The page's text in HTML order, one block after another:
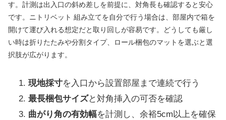
す。計測は出入口の斜め差しを前提に、対角長も確認すると安心
です。ニトリベット 組み立てを自分で行う場合は、部屋内で箱を
開けて運び入れる想定だと取り回しが容易です。どうしても厳し
い時は折りたたみや分割タイプ、ロール梱包のマットを選ぶと選
択肢が広がります。
現地採寸を入口から設置部屋まで連続で行う
最長梱包サイズと対角挿入の可否を確認
曲がり角の有効幅を計測し、余裕5cm以上を確保